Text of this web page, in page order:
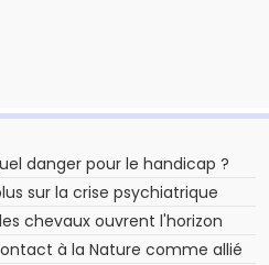
danger pour le handicap ?
sur la crise psychiatrique
chevaux ouvrent l'horizon
à la Nature comme allié